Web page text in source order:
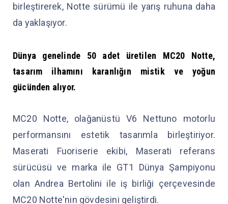
birleştirerek, Notte sürümü ile yarış ruhuna daha
da yaklaşıyor.
Dünya genelinde 50 adet üretilen MC20 Notte,
tasarım ilhamını karanlığın mistik ve yoğun
gücünden alıyor.
MC20 Notte, olağanüstü V6 Nettuno motorlu
performansını estetik tasarımla birleştiriyor.
Maserati Fuoriserie ekibi, Maserati referans
sürücüsü ve marka ile GT1 Dünya Şampiyonu
olan Andrea Bertolini ile iş birliği çerçevesinde
MC20 Notte'nin gövdesini geliştirdi.